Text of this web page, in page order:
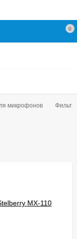
0
микрофонов